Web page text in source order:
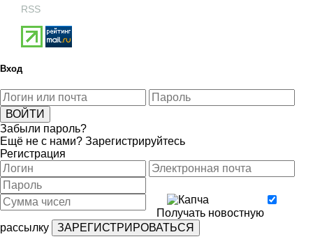
RSS
Вход
Забыли пароль?
Ещё не с нами? Зарегистрируйтесь
Регистрация
Получать новостную
рассылку